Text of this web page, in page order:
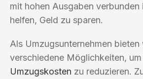
mit hohen Ausgaben
helfen, Geld zu sparen.
Als Umzugsunternehmen bieten
verschiedene Möglichkeiten,
Umzugskosten zu reduzieren.